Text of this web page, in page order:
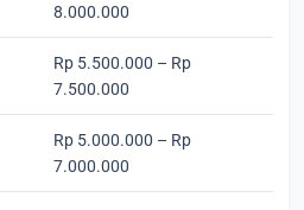
8.000.000
Rp 5.500.000 – Rp
7.500.000
Rp 5.000.000 – Rp
7.000.000